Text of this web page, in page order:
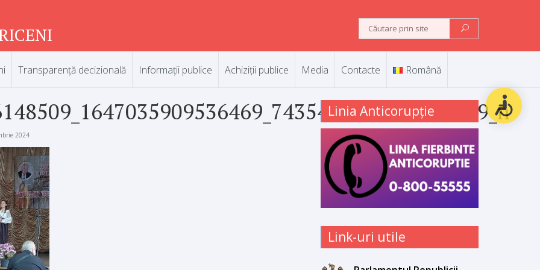
Transparență decizională Informații publice Achiziții publice Media Contacte Română
2024
Linia Anticorupție
Link-uri utile